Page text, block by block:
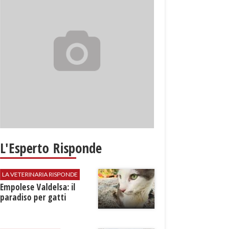
L'Esperto Risponde
LA VETERINARIA RISPONDE
Empolese Valdelsa: il
paradiso per gatti